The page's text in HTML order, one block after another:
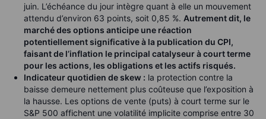
juin. L’échéance du jour intègre quant à elle un mouvement
attendu d’environ 63 points, soit 0,85 %. Autrement dit, le
marché des options anticipe une réaction
potentiellement significative à la publication du CPI,
faisant de l’inflation le principal catalyseur à court terme
pour les actions, les obligations et les actifs risqués.
Indicateur quotidien de skew : la protection contre la
baisse demeure nettement plus coûteuse que l’exposition à
la hausse. Les options de vente (puts) à court terme sur le
S&P 500 affichent une volatilité implicite comprise entre 30